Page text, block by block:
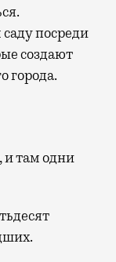
посреди
создают
города.
и там одни